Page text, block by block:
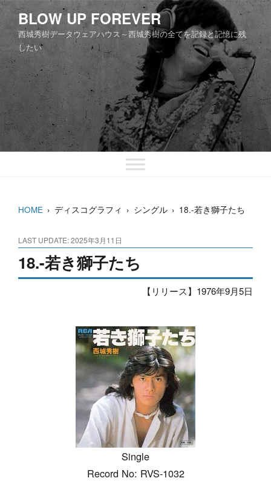
コ
ン
テ
ン
ツ
キ
ッ
プ
BLOW UP FOREVER
西城秀樹データウェアハウス～西城秀樹の全てを記録と記憶に残
したい
HOME › ディスコグラフィ › シングル › 18.-若き獅子たち
LAST UPDATE: 2025年3月11日
18.-若き獅子たち
【リリース】1976年9月5日
Single
Record No: RVS-1032